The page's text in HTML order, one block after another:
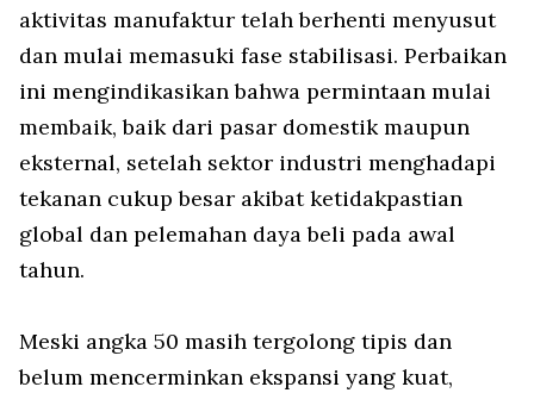
aktivitas manufaktur telah berhenti menyusut
dan mulai memasuki fase stabilisasi. Perbaikan
ini mengindikasikan bahwa permintaan mulai
membaik, baik dari pasar domestik maupun
eksternal, setelah sektor industri menghadapi
tekanan cukup besar akibat ketidakpastian
global dan pelemahan daya beli pada awal
tahun.
Meski angka 50 masih tergolong tipis dan
belum mencerminkan ekspansi yang kuat,